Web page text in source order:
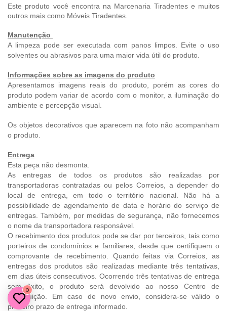
Este produto você encontra na Marcenaria Tiradentes e muitos
outros mais como Móveis Tiradentes.
Manutenção
A limpeza pode ser executada com panos limpos. Evite o uso
solventes ou abrasivos para uma maior vida útil do produto.
Informações sobre as imagens do produto
Apresentamos imagens reais do produto, porém as cores do
produto podem variar de acordo com o monitor, a iluminação do
ambiente e percepção visual.
Os objetos decorativos que aparecem na foto não acompanham
o produto.
Entrega
Esta peça não desmonta.
As entregas de todos os produtos são realizadas por
transportadoras contratadas ou pelos Correios, a depender do
local de entrega, em todo o território nacional. Não há a
possibilidade de agendamento de data e horário do serviço de
entregas. Também, por medidas de segurança, não fornecemos
o nome da transportadora responsável.
O recebimento dos produtos pode se dar por terceiros, tais como
porteiros de condomínios e familiares, desde que certifiquem o
comprovante de recebimento. Quando feitas via Correios, as
entregas dos produtos são realizadas mediante três tentativas,
em dias úteis consecutivos. Ocorrendo três tentativas de entrega
sem êxito, o produto será devolvido ao nosso Centro de
Distribuição. Em caso de novo envio, considera-se válido o
primeiro prazo de entrega informado.
0